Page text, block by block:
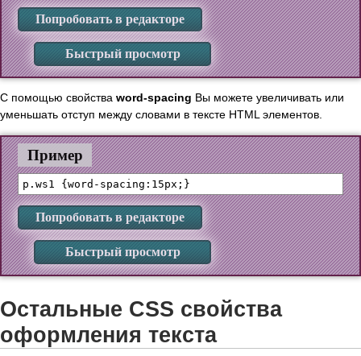
Попробовать в редакторе
Быстрый просмотр
С помощью свойства word-spacing Вы можете увеличивать или
уменьшать отступ между словами в тексте HTML элементов.
Пример
Попробовать в редакторе
Быстрый просмотр
Остальные CSS свойства
оформления текста